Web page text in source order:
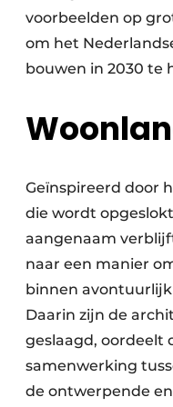
voorbeelden op
om het
bouwen in 2030 te
Geïnspireerd door
die wordt
aangenaam
naar een manier
binnen
Daarin zijn de
geslaagd, oordeelt
samenwerking
de ontwerpende